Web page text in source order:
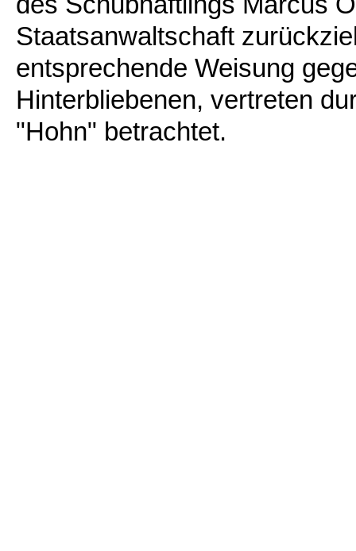
Staatsanwaltschaft
entsprechende Weisung
Hinterbliebenen, vertreten
"Hohn" betrachtet.